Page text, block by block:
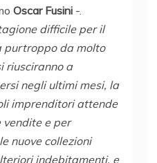
Oscar Fusini -.
difficile per il
purtroppo da molto
riusciranno a
negli ultimi mesi, la
imprenditori attende
vendite e per
nuove collezioni
indebitamenti, e